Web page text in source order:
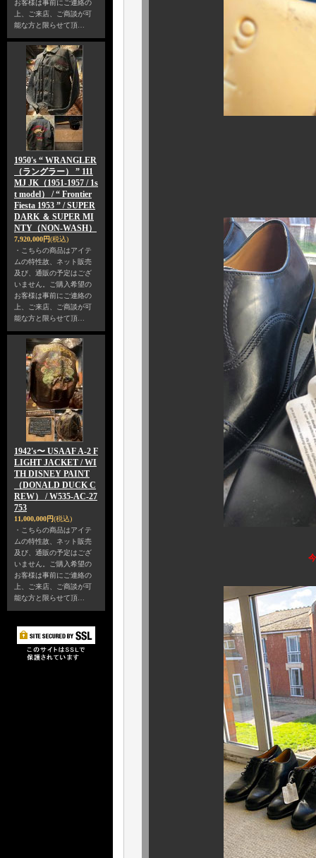
お客様は事前にご連絡の
上、ご来店、ご商談が可
能な方と限らせて頂…
1950's “ WRANGLER
（ラングラー） ” 111
MJ JK（1951-1957 / 1s
t model） / “ Frontier
Fiesta 1953 ” / SUPER
DARK ＆ SUPER MI
NTY（NON-WASH）
7,920,000円(税込)
・こちらの商品はアイテ
ムの特性故、ネット販売
及び、通販の予定はござ
いません。ご購入希望の
お客様は事前にご連絡の
上、ご来店、ご商談が可
能な方と限らせて頂…
1942's〜 USAAF A-2 F
LIGHT JACKET / WI
TH DISNEY PAINT
（DONALD DUCK C
REW） / W535-AC-27
753
11,000,000円(税込)
・こちらの商品はアイテ
ムの特性故、ネット販売
及び、通販の予定はござ
いません。ご購入希望の
お客様は事前にご連絡の
上、ご来店、ご商談が可
能な方と限らせて頂…